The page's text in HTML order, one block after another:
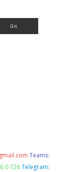
Teams:
0 726 Telegram: